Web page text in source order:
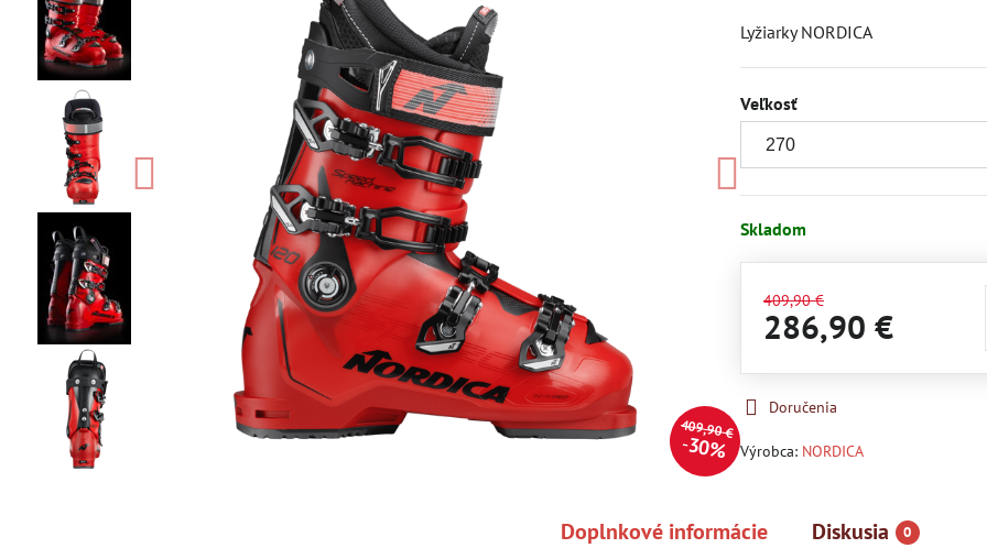
409,90 €
30%
Lyžiarky NORDICA
Veľkosť
Skladom
409,90 €
286,90 €
Doručenia
Výrobca: NORDICA
Doplnkové informácie Diskusia 0